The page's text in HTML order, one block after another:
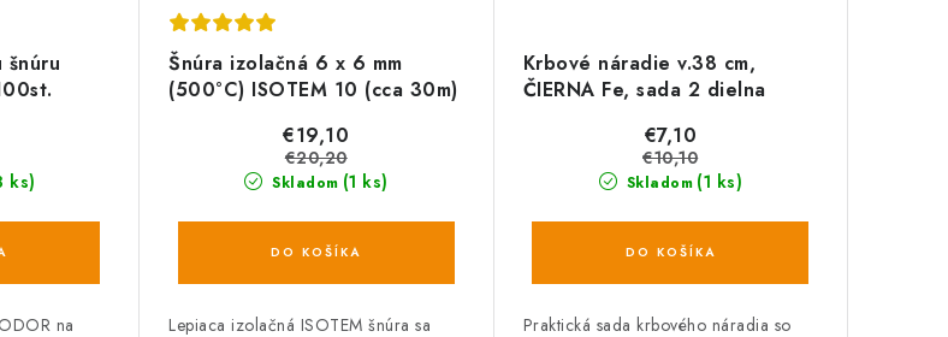
ks)
na
Šnúra izolačná 6 x 6 mm
(500°C) ISOTEM 10 (cca 30m)
Skladom (1 ks)
€19,10
€20,20
DO KOŠÍKA
Lepiaca izolačná ISOTEM šnúra sa
Krbové náradie v.38 cm,
ČIERNA Fe, sada 2 dielna
Skladom (1 ks)
€7,10
€10,10
DO KOŠÍKA
Praktická sada krbového náradia so